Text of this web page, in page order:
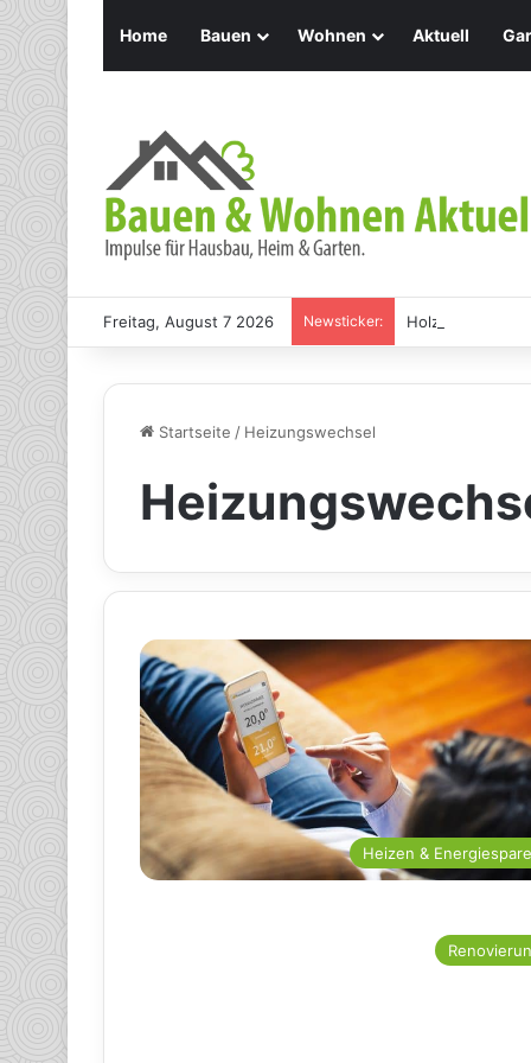
Home Bauen Wohnen Aktuell
Freitag, August 7 2026 Newsticker: Holz
Startseite / Heizungswechsel
Heizen &